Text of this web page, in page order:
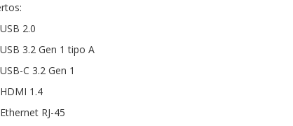
2.0
3.2 Gen 1 tipo A
C 3.2 Gen 1
1.4
RJ-45